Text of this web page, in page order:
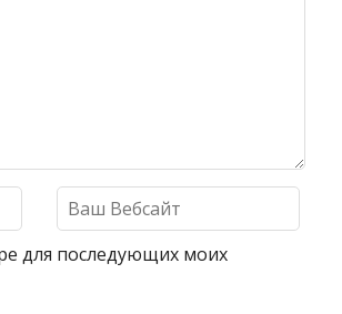
для последующих моих